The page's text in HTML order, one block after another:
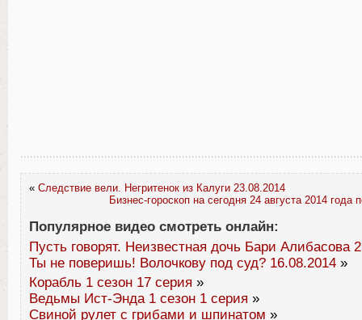
« Следствие вели. Негритенок из Калуги 23.08.2014
Бизнес-гороскоп на сегодня 24 августа 2014 года
Популярное видео смотреть онлайн:
Пусть говорят. Неизвестная дочь Бари Алибасова
Ты не поверишь! Волочкову под суд? 16.08.2014 »
Корабль 1 сезон 17 серия »
Ведьмы Ист-Энда 1 сезон 1 серия »
Свиной рулет с грибами и шпинатом »